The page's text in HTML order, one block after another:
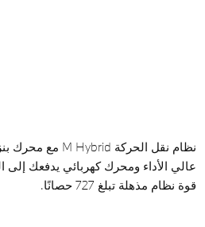
عالي الأداء ومحرك كهربائي يدفعك
قوة نظام مذهلة تبلغ 727 حصانًا.